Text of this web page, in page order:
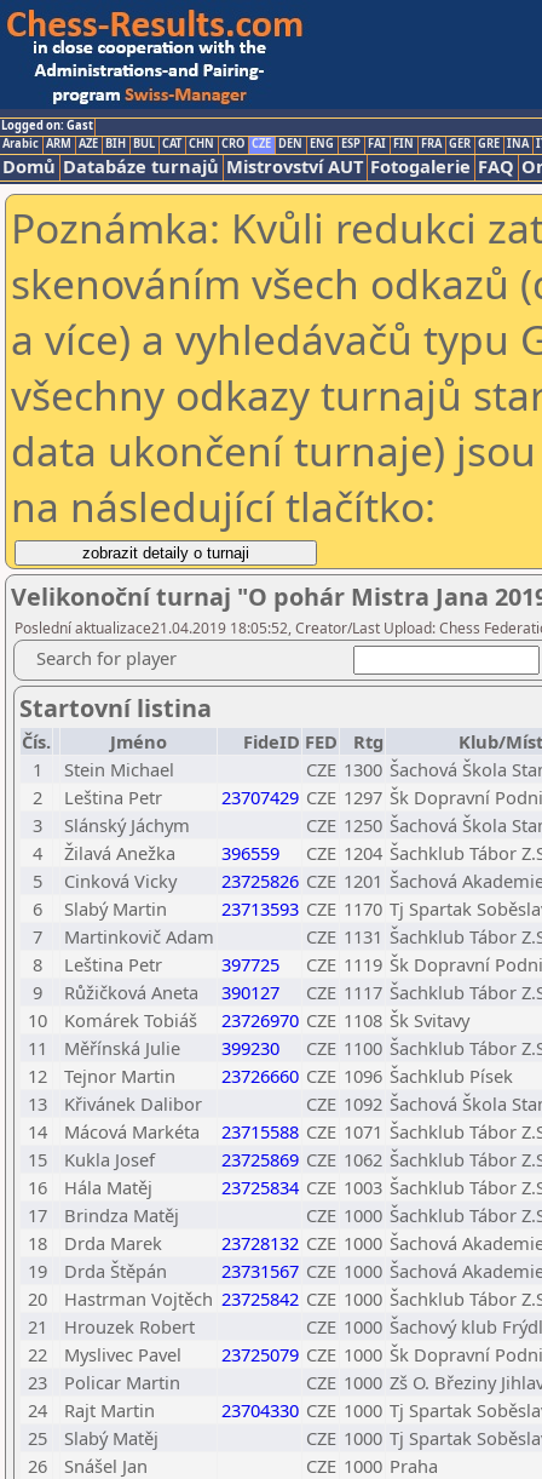
Logged on: Gast
Arabic ARM AZE BIH BUL CAT CHN CRO CZE DEN ENG ESP FAI FIN FRA GER GRE INA
Domů Databáze turnajů Mistrovství AUT Fotogalerie FAQ
Poznámka: Kvůli redukci
skenováním všech odkazů
a více) a vyhledávačů typu
všechny odkazy turnajů
data ukončení turnaje)
na následující tlačítko:
Velikonoční turnaj "O pohár Mistra Jana
Poslední aktualizace21.04.2019 18:05:52, Creator/Last Upload: Chess
Search for player
Startovní listina
Čís. Jméno FideID FED Rtg
Klub/
1
Stein Michael CZE 1300 Šachová Škola
2
Leština Petr 23707429 CZE 1297 Šk Dopravní
3
Slánský Jáchym CZE 1250 Šachová Škola
4
Žilavá Anežka 396559 CZE 1204 Šachklub Tábor
5
Cinková Vicky 23725826 CZE 1201 Šachová
6
Slabý Martin 23713593 CZE 1170 Tj Spartak
7
Martinkovič Adam CZE 1131 Šachklub Tábor
8
Leština Petr 397725 CZE 1119 Šk Dopravní
9
Růžičková Aneta 390127 CZE 1117 Šachklub Tábor
10
Komárek Tobiáš 23726970 CZE 1108 Šk Svitavy
11
Měřínská Julie 399230 CZE 1100 Šachklub Tábor
12
Tejnor Martin 23726660 CZE 1096 Šachklub Písek
13
Křivánek Dalibor CZE 1092 Šachová Škola
14
Mácová Markéta 23715588 CZE 1071 Šachklub Tábor
15
Kukla Josef 23725869 CZE 1062 Šachklub Tábor
16
Hála Matěj 23725834 CZE 1003 Šachklub Tábor
17
Brindza Matěj CZE 1000 Šachklub Tábor
18
Drda Marek 23728132 CZE 1000 Šachová
19
Drda Štěpán 23731567 CZE 1000 Šachová
20
Hastrman Vojtěch 23725842 CZE 1000 Šachklub Tábor
21
Hrouzek Robert CZE 1000 Šachový klub
22
Myslivec Pavel 23725079 CZE 1000 Šk Dopravní
23
Policar Martin CZE 1000 Zš O. Březiny
24
Rajt Martin 23704330 CZE 1000 Tj Spartak
25
Slabý Matěj CZE 1000 Tj Spartak
26
Snášel Jan CZE 1000 Praha